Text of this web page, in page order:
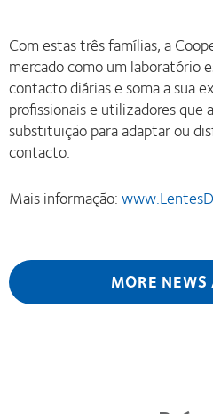
Com estas três famílias, a
mercado como um laboratório
contacto diárias e soma a sua
profissionais e utilizadores
substituição para adaptar ou
contacto.
Mais informação:
MORE NEWS